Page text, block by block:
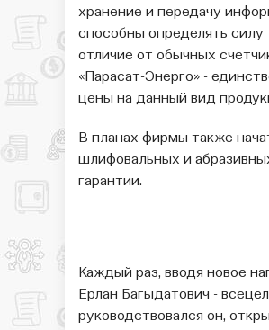
хранение и передачу
способны определять
отличие от обычных
«Парасат-Энерго» -
цены на данный вид
В планах фирмы также
шлифовальных и
гарантии.
Каждый раз, вводя новое
Ерлан Багыдатович -
руководствовался он,